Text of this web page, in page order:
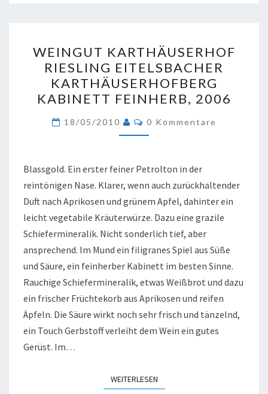
KARTHÄUSERHOF
RIESLING
EITELSBACHER
KARTHÄUSERHOFBERG
KABINETT
FEINHERB,
WEINGUT KARTHÄUSERHOF
RIESLING EITELSBACHER
KARTHÄUSERHOFBERG
KABINETT FEINHERB, 2006
18/05/2010 Kommentare
0 Kommentare
Blassgold. Ein erster feiner Petrolton in der
reintönigen Nase. Klarer, wenn auch zurückhaltender
Duft nach Aprikosen und grünem Apfel, dahinter ein
leicht vegetabile Kräuterwürze. Dazu eine grazile
Schiefermineralik. Nicht sonderlich tief, aber
ansprechend. Im Mund ein filigranes Spiel aus Süße
und Säure, ein feinherber Kabinett im besten Sinne.
Rauchige Schiefermineralik, etwas Weißbrot und dazu
ein frischer Früchtekorb aus Aprikosen und reifen
Äpfeln. Die Säure wirkt noch sehr frisch und tänzelnd,
ein Touch Gerbstoff verleiht dem Wein ein gutes
Gerüst. Im…
WEITERLESENWEITERLESEN